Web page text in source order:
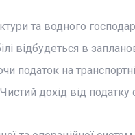
та водного
відбудеться в
податок на
дохід від